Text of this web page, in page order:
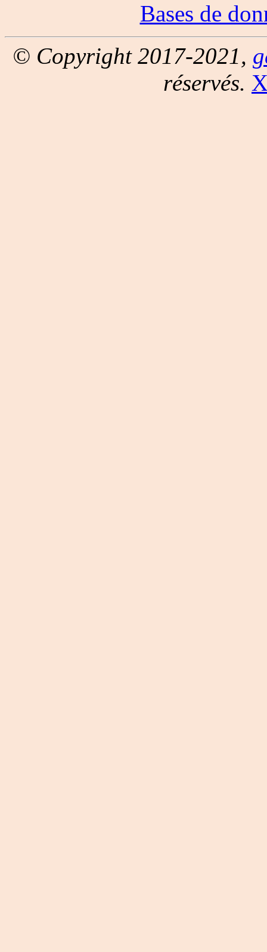
Bases de
© Copyright 2017-2021,
réservés.